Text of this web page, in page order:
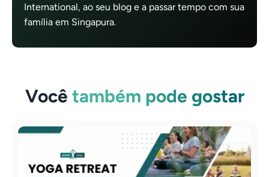
International, ao seu blog e a passar tempo com sua
família em Singapura.
Você também pode gostar